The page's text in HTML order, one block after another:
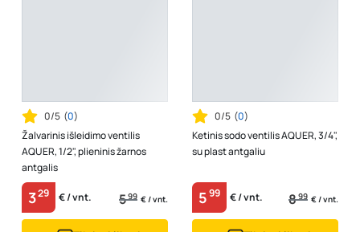
0/5 (0)
Žalvarinis išleidimo ventilis
AQUER, 1/2", plieninis žarnos
antgalis
329 € / vnt. 599 € / vnt.
0/5 (0)
Ketinis sodo ventilis AQUER, 3/4",
su plast antgaliu
599 € / vnt. 899 € / vnt.